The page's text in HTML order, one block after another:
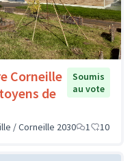
Corneille
de
Soumis
au vote
/ Corneille 2030 1 10